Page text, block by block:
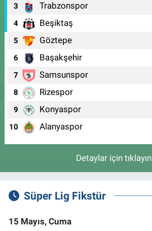
3 Trabzonspor
4 Beşiktaş
5 Göztepe
6 Başakşehir
7 Samsunspor
8 Rizespor
9 Konyaspor
10 Alanyaspor
Detaylar için tıklayın
Süper Lig Fikstür
15 Mayıs, Cuma